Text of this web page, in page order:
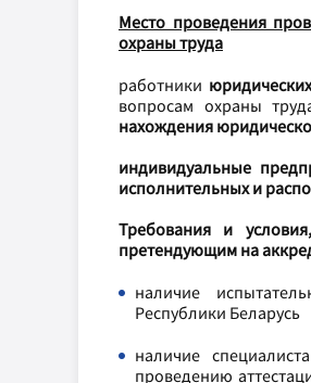
Место проведения
охраны труда
работники
вопросам охраны
нахождения
индивидуальные
исполнительных и
Требования и
претендующим на
наличие
Республики Беларусь
наличие
проведению